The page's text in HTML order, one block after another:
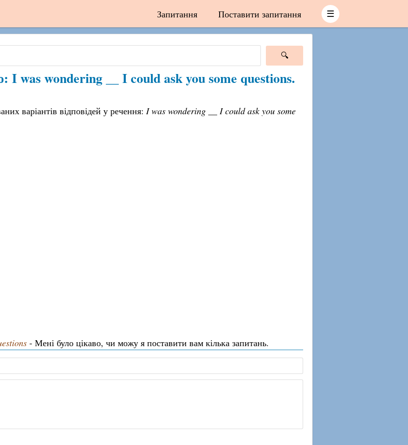
Запитання Поставити запитання ☰
I was wondering __ I could ask you some questions.
варіантів відповідей у речення: I was wondering __ I could ask you some
- Мені було цікаво, чи можу я поставити вам кілька запитань.